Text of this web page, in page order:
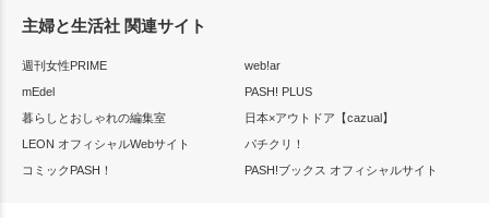
主婦と生活社 関連サイト
週刊女性PRIME
web!ar
mEdel
PASH! PLUS
暮らしとおしゃれの編集室
日本×アウトドア【cazual】
LEON オフィシャルWebサイト
パチクリ！
コミックPASH！
PASH!ブックス オフィシャルサイト